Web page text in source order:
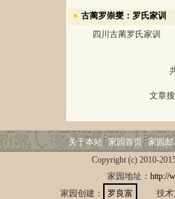
古蔺罗崇燮：罗氏家训
四川古蔺罗氏家训
文章
关于本站 家园首页 家园
Copyright (c) 2010-
家园地址： http://
家园创建：
罗良富 技术